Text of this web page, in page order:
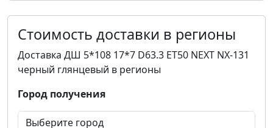
Стоимость доставки в регионы
Доставка ДШ 5*108 17*7 D63.3 ET50 NEXT NX-131
черный глянцевый в регионы
Город получения